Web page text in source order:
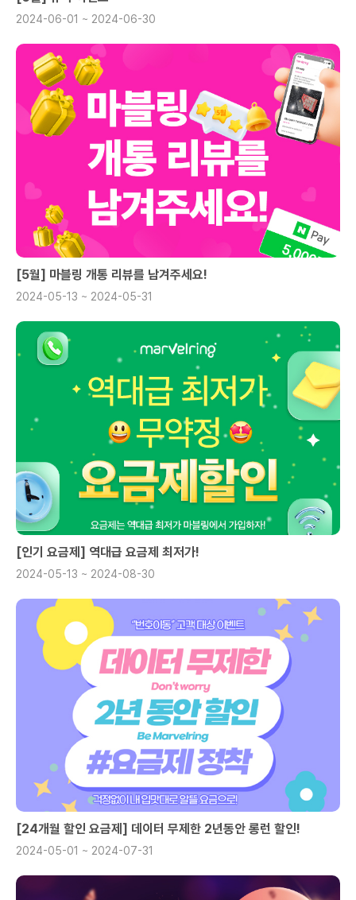
2024-06-01 ~ 2024-06-30
[5월] 마블링 개통 리뷰를 남겨주세요!
2024-05-13 ~ 2024-05-31
[인기 요금제] 역대급 요금제 최저가!
2024-05-13 ~ 2024-08-30
[24개월 할인 요금제] 데이터 무제한 2년동안 롱런 할인!
2024-05-01 ~ 2024-07-31